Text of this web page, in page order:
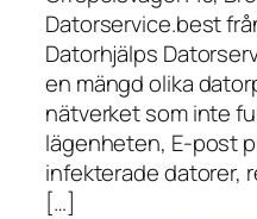
Datorservice.best
Datorhjälps
en mängd olika
nätverket som inte
lägenheten, E-post
infekterade datorer,
[…]